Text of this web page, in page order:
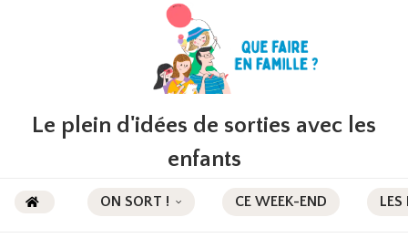
Le plein d'idées de sorties avec les
enfants
ON SORT ! CE WEEK-END LES